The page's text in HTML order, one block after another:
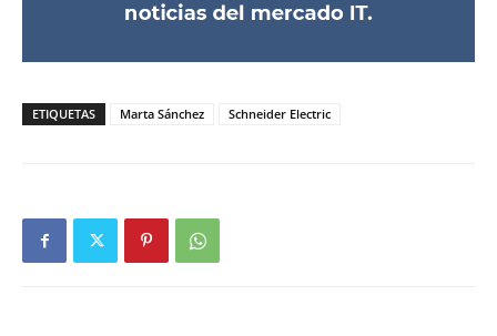
ETIQUETAS Marta Sánchez Schneider Electric